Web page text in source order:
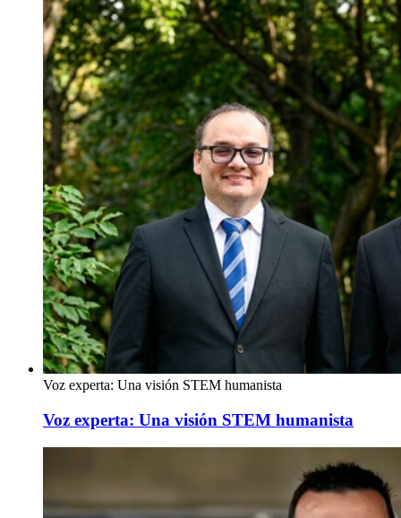
Voz experta: Una visión STEM humanista
Voz experta: Una visión STEM humanista